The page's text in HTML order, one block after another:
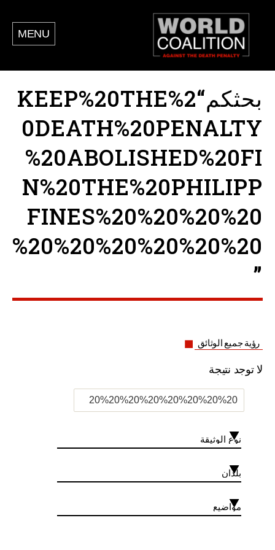
MENU
بحثكم“KEEP%20THE%2
0DEATH%20PENALTY
%20ABOLISHED%20FI
N%20THE%20PHILIPP
FINES%20%20%20%20
%20%20%20%20%20%20
”
رؤية جميع الوثائق
لا توجد نتيجة